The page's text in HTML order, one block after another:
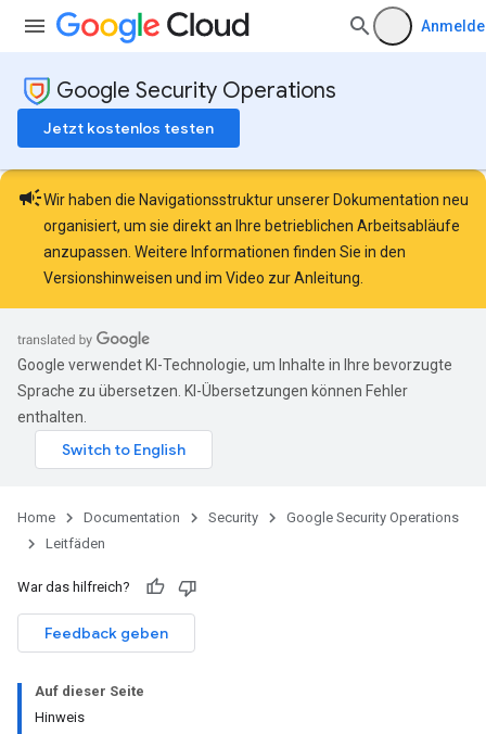
Google Security Operations
Jetzt kostenlos testen
campaignWir haben die Navigationsstruktur unserer Dokumentation neu
organisiert, um sie direkt an Ihre betrieblichen Arbeitsabläufe
anzupassen. Weitere Informationen finden Sie in den
Versionshinweisen und im Video zur Anleitung
Google verwendet KI-Technologie, um Inhalte in Ihre bevorzugte
Sprache zu übersetzen. KI-Übersetzungen können Fehler
enthalten.
Home Documentation Security
Google Security Operations
Leitfäden
War das hilfreich?
Feedback geben
Auf dieser Seite
Hinweis